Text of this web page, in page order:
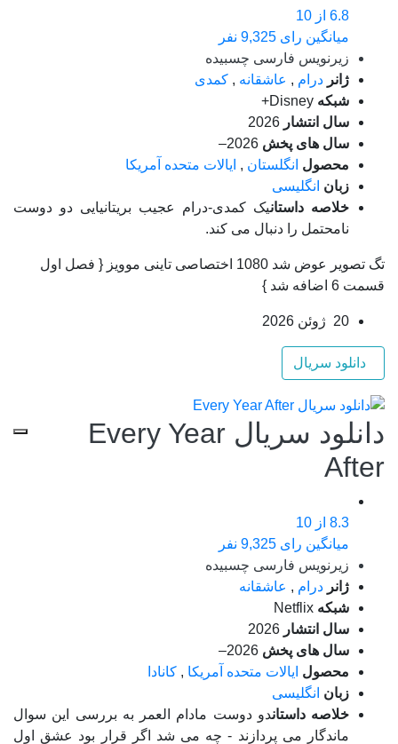
6.8 از 10
میانگین رای 9,325 نفر
زیرنویس فارسی چسبیده
ژانر درام , عاشقانه , کمدی
شبکه Disney+
سال انتشار 2026
سال های پخش 2026–
محصول انگلستان , ایالات متحده آمریکا
زبان انگلیسی
خلاصه داستانیک کمدی-درام عجیب بریتانیایی دو دوست
نامحتمل را دنبال می کند.
تگ تصویر عوض شد 1080 اختصاصی تاینی موویز { فصل اول
قسمت 6 اضافه شد }
20 ژوئن 2026
دانلود سریال
دانلود سریال Every Year
After
8.3 از 10
میانگین رای 9,325 نفر
زیرنویس فارسی چسبیده
ژانر درام , عاشقانه
شبکه Netflix
سال انتشار 2026
سال های پخش 2026–
محصول ایالات متحده آمریکا , کانادا
زبان انگلیسی
خلاصه داستاندو دوست مادام العمر به بررسی این سوال
ماندگار می پردازند - چه می شد اگر قرار بود عشق اول